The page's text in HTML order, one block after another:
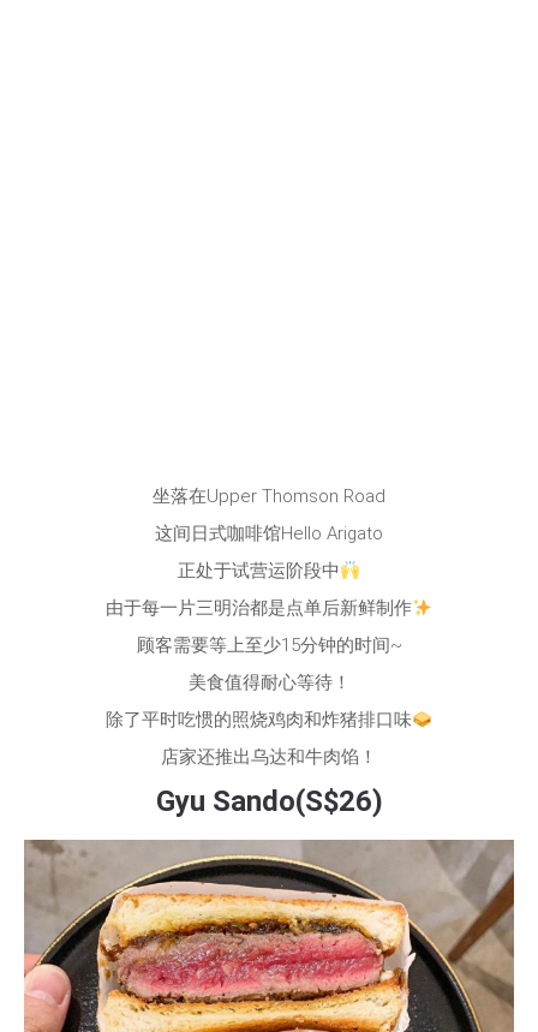
坐落在Upper Thomson Road
这间日式咖啡馆Hello Arigato
正处于试营运阶段中
由于每一片三明治都是点单后新鲜制作
顾客需要等上至少15分钟的时间~
美食值得耐心等待！
除了平时吃惯的照烧鸡肉和炸猪排口味
店家还推出乌达和牛肉馅！
Gyu Sando(S$26)